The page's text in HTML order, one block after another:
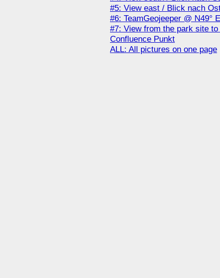
#5: View east / Blick nach
#6: TeamGeojeeper @ N49°
#7: View from the park site
Confluence Punkt
ALL: All pictures on one page